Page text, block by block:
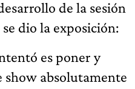
de la sesión
dio la exposición:
es poner y
show absolutamente